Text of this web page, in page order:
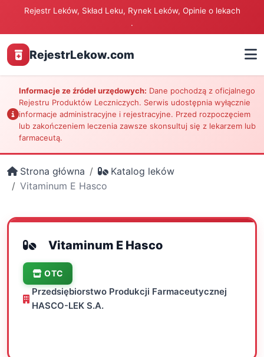
Rejestr Leków, Skład Leku, Rynek Leków, Opinie o lekach
.
RejestrLekow.com
Informacje ze źródeł urzędowych: Dane pochodzą z oficjalnego
Rejestru Produktów Leczniczych. Serwis udostępnia wyłącznie
informacje administracyjne i rejestracyjne. Przed rozpoczęciem
lub zakończeniem leczenia zawsze skonsultuj się z lekarzem lub
farmaceutą.
Strona główna
Katalog leków
Vitaminum E Hasco
Vitaminum E Hasco
OTC
Przedsiębiorstwo Produkcji Farmaceutycznej
HASCO-LEK S.A.